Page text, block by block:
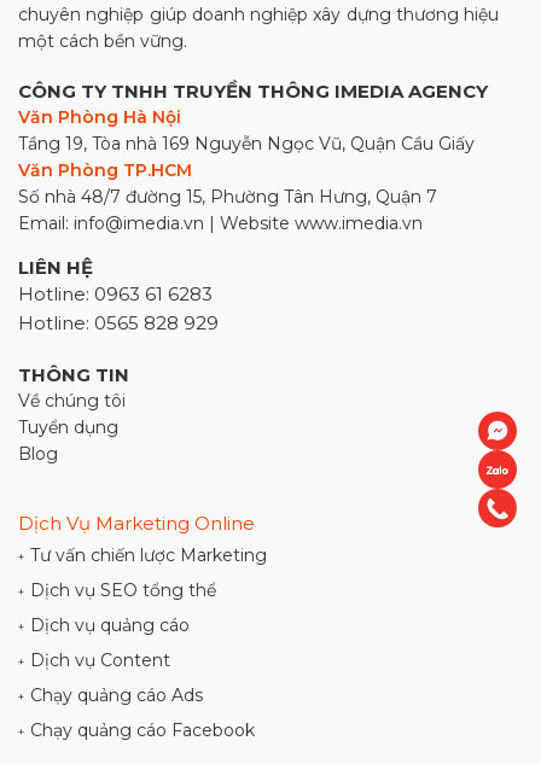
chuyên nghiệp giúp doanh nghiệp xây dựng thương hiệu
một cách bền vững.
CÔNG TY TNHH TRUYỀN THÔNG IMEDIA AGENCY
Văn Phòng Hà Nội
Tầng 19, Tòa nhà 169 Nguyễn Ngọc Vũ, Quận Cầu Giấy
Văn Phòng TP.HCM
Số nhà 48/7 đường 15, Phường Tân Hưng, Quận 7
Email: info@imedia.vn | Website www.imedia.vn
LIÊN HỆ
Hotline: 0963 61 6283
Hotline: 0565 828 929
THÔNG TIN
Về chúng tôi
Tuyển dụng
Blog
Dịch Vụ Marketing Online
+ Tư vấn chiến lược Marketing
+ Dịch vụ SEO tổng thể
+ Dịch vụ quảng cáo
+ Dịch vụ Content
+ Chạy quảng cáo Ads
+ Chạy quảng cáo Facebook